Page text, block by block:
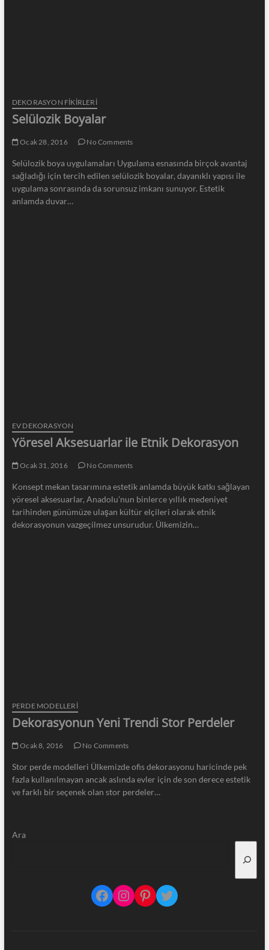
DEKORASYON FİKİRLERİ
Selülozik Boyalar
Ocak 28, 2016 No Comments
Selülozik boya uygulamaları Uygulama esnasında birçok avantaj
sağladığı için tercih edilen selülozik boyalar, dayanıklı yapısı ile
uygulama sonrasında da sorunsuz imkanı sunuyor. Estetik
anlamda duvar…
EV DEKORASYON
Yöresel Aksesuarlar ile Etnik Dekorasyon
Ocak 31, 2016 No Comments
Konsept mekan tasarımına estetik anlamda büyük katkı sağlayan
yöresel aksesuarlar, Anadolu’nun binlerce yıllık medeniyet
tarihinden günümüze ulaşan kültür elçileri olarak etnik
dekorasyonun vazgeçilmez unsurudur. Ülkemizin…
PERDE MODELLERI
Dekorasyonun Yeni Trendi Stor Perdeler
Ocak 8, 2016 No Comments
Stor perde modelleri Ülkemizde ofis dekorasyonu haricinde pek
fazla kullanılmayan ancak aslında evler için de son derece estetik
ve farklı bir seçenek olan stor perdeler…
Ara
Facebook
Instagram
Pinterest
Twitter